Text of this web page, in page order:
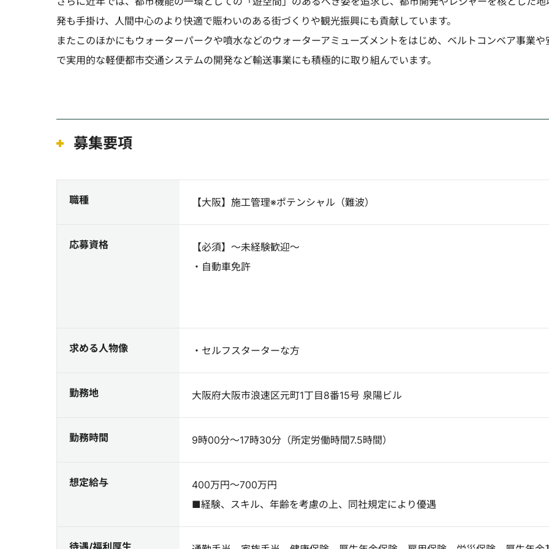
発も手掛け、人間中心のより快適で賑わいのある街づくりや観光振興にも貢献しています。
またこのほかにもウォーターパークや噴水などのウォーターアミューズメントをはじめ、ベルトコンベア事業や
で実用的な軽便都市交通システムの開発など輸送事業にも積極的に取り組んでいます。
募集要項
職種 【大阪】施工管理※ポテンシャル（難波）
応募資格
【必須】～未経験歓迎～
・自動車免許
求める人物像 ・セルフスターターな方
勤務地 大阪府大阪市浪速区元町1丁目8番15号 泉陽ビル
勤務時間 9時00分～17時30分（所定労働時間7.5時間）
想定給与
400万円～700万円
■経験、スキル、年齢を考慮の上、同社規定により優遇
待遇/福利厚生